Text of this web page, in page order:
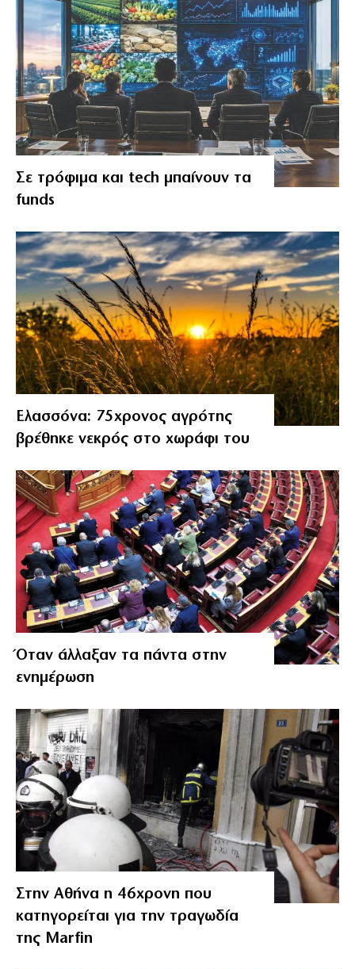
Σε τρόφιμα και tech μπαίνουν τα
funds
Ελασσόνα: 75χρονος αγρότης
βρέθηκε νεκρός στο χωράφι του
Όταν άλλαξαν τα πάντα στην
ενημέρωση
Στην Αθήνα η 46χρονη που
κατηγορείται για την τραγωδία
της Marfin